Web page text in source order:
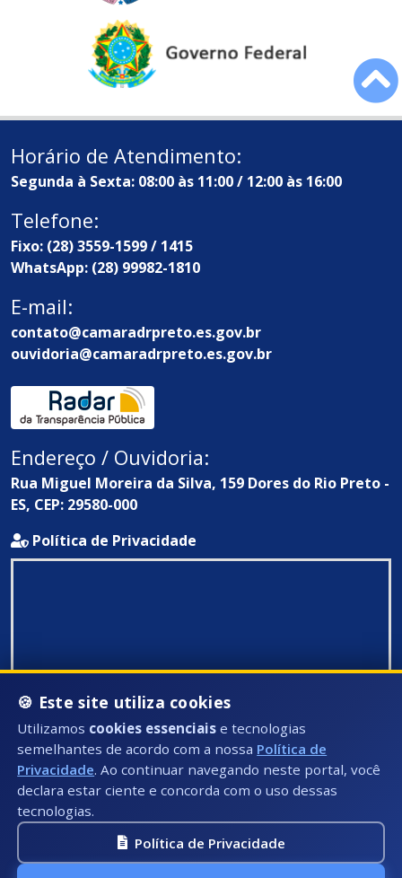
Horário de Atendimento:
Segunda à Sexta: 08:00 às 11:00 / 12:00 às 16:00
Telefone:
Fixo: (28) 3559-1599 / 1415
WhatsApp: (28) 99982-1810
E-mail:
contato@camaradrpreto.es.gov.br
ouvidoria@camaradrpreto.es.gov.br
Endereço / Ouvidoria:
Rua Miguel Moreira da Silva, 159 Dores do Rio Preto -
ES, CEP: 29580-000
Política de Privacidade
Todos Direitos Reservados ©: 2026
🍪 Este site utiliza cookies
Utilizamos cookies essenciais e tecnologias
semelhantes de acordo com a nossa Política de
Privacidade. Ao continuar navegando neste portal, você
declara estar ciente e concorda com o uso dessas
tecnologias.
Política de Privacidade